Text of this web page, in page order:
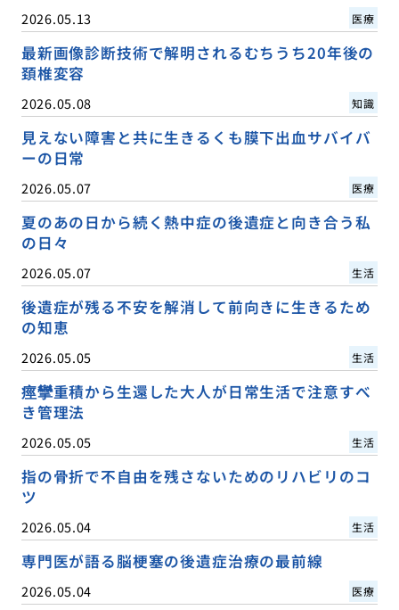
2026.05.13 医療
最新画像診断技術で解明されるむちうち20年後の
頚椎変容
2026.05.08 知識
見えない障害と共に生きるくも膜下出血サバイバ
ーの日常
2026.05.07 医療
夏のあの日から続く熱中症の後遺症と向き合う私
の日々
2026.05.07 生活
後遺症が残る不安を解消して前向きに生きるため
の知恵
2026.05.05 生活
痙攣重積から生還した大人が日常生活で注意すべ
き管理法
2026.05.05 生活
指の骨折で不自由を残さないためのリハビリのコ
ツ
2026.05.04 生活
専門医が語る脳梗塞の後遺症治療の最前線
2026.05.04 医療